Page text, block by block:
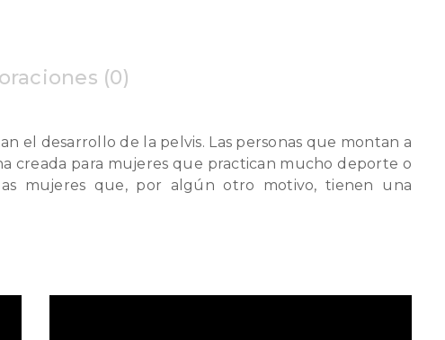
(0)
el desarrollo de la pelvis. Las personas que montan a
creada para mujeres que practican mucho deporte o
mujeres que, por algún otro motivo, tienen una